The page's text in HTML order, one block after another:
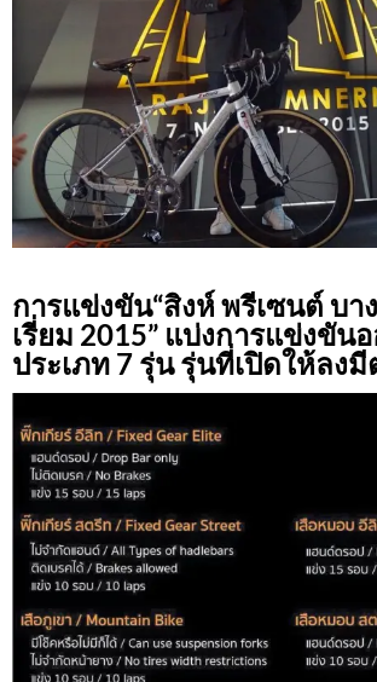
การแข่งขัน“สิงห์ พรีเซนต์ บา
เรี่ยม 2015” แบ่งการแข่งขัน
ประเภท 7 รุ่นรุ่นที่เปิดให้ลง